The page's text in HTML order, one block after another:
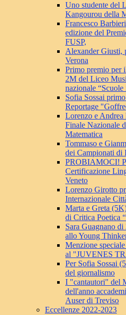
Uno studente del
Kangourou della
Francesco
edizione del
FUSP,
Alexander Giusti,
Verona
Primo premio per
2M del Liceo
nazionale
Sofia Sossai
Reportage
Lorenzo e Andrea
Finale Nazionale
Matematica
Tommaso e
dei Campionati di
PROBIAMOCI!
Certificazione
Veneto
Lorenzo Girotto
Internazionale
Marta e Greta
di Critica Poetica
Sara Guagnano
allo Young
Menzione
al "JUVENES
Per Sofia Sossai
del giornalismo
I "cantautori" del
dell'anno
Auser di Treviso
Eccellenze 2022-2023